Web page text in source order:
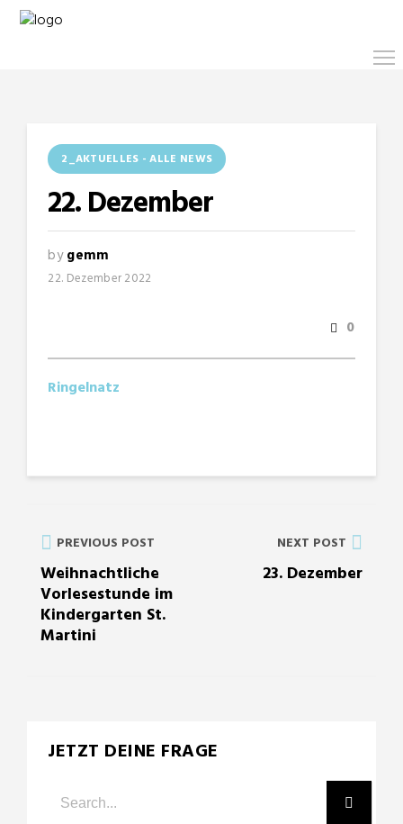
2_AKTUELLES - ALLE NEWS
22. Dezember
bygemm
22. Dezember 2022
0
Ringelnatz
PREVIOUS POST
Weihnachtliche
Vorlesestunde im
Kindergarten St.
Martini
NEXT POST
23. Dezember
JETZT DEINE FRAGE